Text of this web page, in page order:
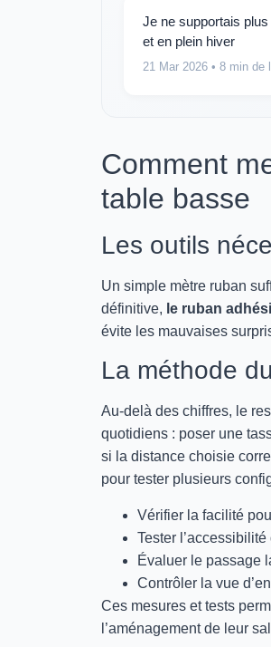
Je ne supportais
et en plein hiver
21 Mar 2026 • 8 min de
Comment
table basse
Les outils
Un simple mètre ruban
définitive, le ruban
évite les mauvaises
La méthode
Au-delà des chiffres, le
quotidiens : poser une
si la distance choisie
pour tester plusieurs
Vérifier la facilité
Tester
Évaluer le passage
Contrôler la vue
Ces mesures et tests
l’aménagement de leur